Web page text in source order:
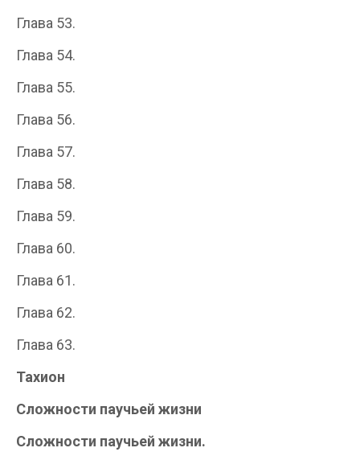
Глава 53.
Глава 54.
Глава 55.
Глава 56.
Глава 57.
Глава 58.
Глава 59.
Глава 60.
Глава 61.
Глава 62.
Глава 63.
Тахион
Сложности паучьей жизни
Сложности паучьей жизни.